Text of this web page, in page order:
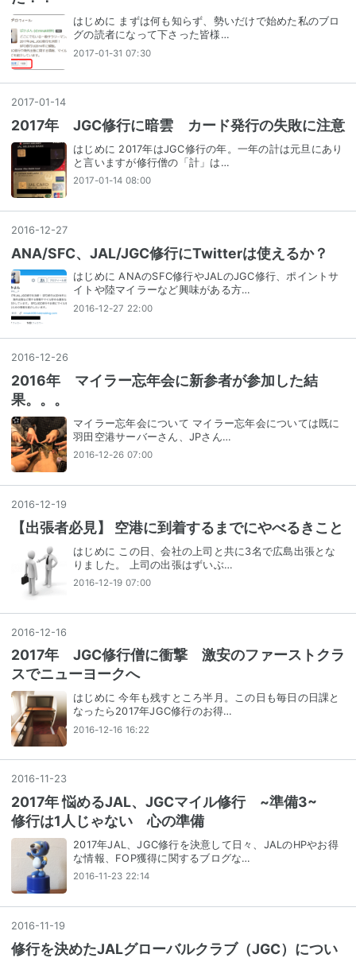
はじめに まずは何も知らず、勢いだけで始めた私のブロ
グの読者になって下さった皆様…
2017-01-31 07:30
2017-01 -14
2017年 JGC修行に暗雲 カード発行の失敗に注意
はじめに 2017年はJGC修行の年。一年の計は元旦にあり
と言いますが修行僧の「計」は…
2017-01-14 08:00
2016-12-27
ANA/SFC、JAL/JGC修行にTwitterは使えるか？
はじめに ANAのSFC修行やJALのJGC修行、ポイントサ
イトや陸マイラーなど興味がある方…
2016-12-27 22:00
2016-12-26
2016年 マイラー忘年会に新参者が参加した結
果。。。
マイラー忘年会について マイラー忘年会については既に
羽田空港サーバーさん、JPさん…
2016-12-26 07:00
2016-12-19
【出張者必見】 空港に到着するまでにやべるきこと
はじめに この日、会社の上司と共に3名で広島出張とな
りました。 上司の出張はずいぶ…
2016-12-19 07:00
2016-12-16
2017年 JGC修行僧に衝撃 激安のファーストクラ
スでニューヨークへ
はじめに 今年も残すところ半月。この日も毎日の日課と
なったら2017年JGC修行のお得…
2016-12-16 16:22
2016-11 -23
2017年 悩めるJAL、JGCマイル修行 ~準備3~
修行は1人じゃない 心の準備
2017年JAL、JGC修行を決意して日々、JALのHPやお得
な情報、FOP獲得に関するブログな…
2016-11-23 22:14
2016-11 -19
修行を決めたJALグローバルクラブ（JGC）につい